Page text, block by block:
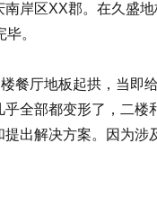
南岸区XX郡。在久盛
。
餐厅地板起拱，当即
乎全部都变形了，二
出解决方案。因为涉